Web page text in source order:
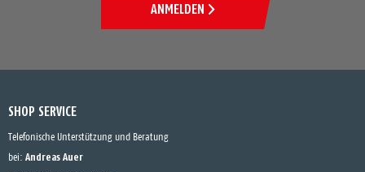
ANMELDEN
SHOP SERVICE
Telefonische Unterstützung und Beratung
bei: Andreas Auer